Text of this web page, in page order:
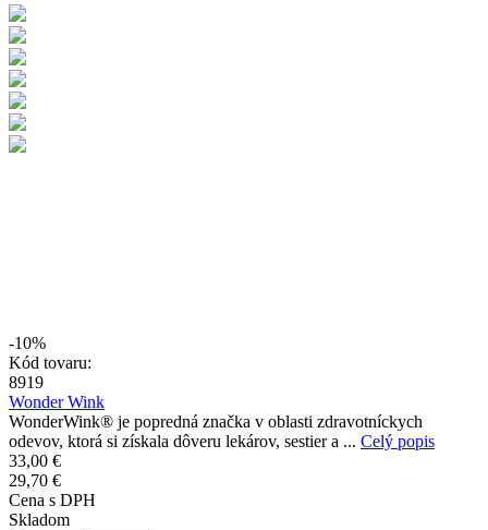
-10%
Kód tovaru:
8919
Wonder Wink
WonderWink® je popredná značka v oblasti zdravotníckych
odevov, ktorá si získala dôveru lekárov, sestier a ... Celý popis
33,00 €
29,70 €
Cena s DPH
Skladom